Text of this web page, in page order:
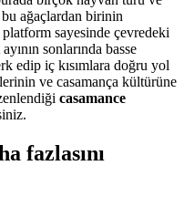
ağaçlardan birinin
sayesinde çevredeki
sonlarında basse
edip iç kısımlara doğru yol
ve casamança kültürüne
casamance
fazlasını